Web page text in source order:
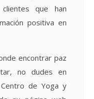
que han
positiva en
encontrar paz
no dudes en
de Yoga y